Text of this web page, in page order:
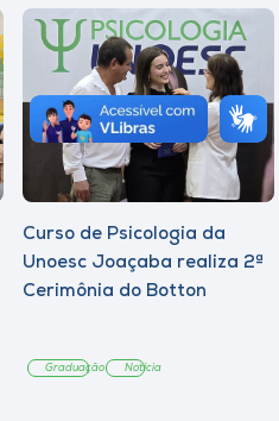
Curso de Psicologia da
Unoesc Joaçaba realiza 2ª
Cerimônia do Botton
Graduação Notícia